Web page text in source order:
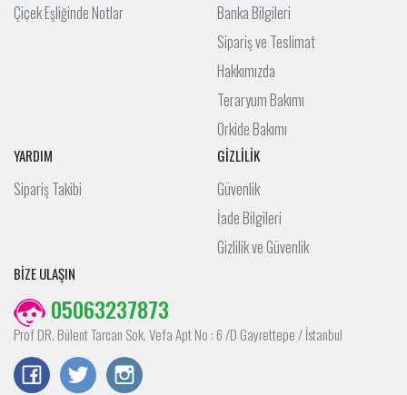
Çiçek Eşliğinde Notlar
Banka Bilgileri
Sipariş ve Teslimat
Hakkımızda
Teraryum Bakımı
Orkide Bakımı
YARDIM
Sipariş Takibi
GİZLİLİK
Güvenlik
İade Bilgileri
Gizlilik ve Güvenlik
BİZE ULAŞIN
05063237873
Prof DR. Bülent Tarcan Sok. Vefa Apt No : 6 /D Gayrettepe / İstanbul